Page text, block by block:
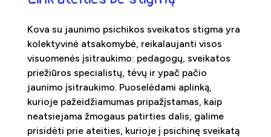
Kova su jaunimo psichikos sveikatos stigma yra
kolektyvinė atsakomybė, reikalaujanti visos
visuomenės įsitraukimo: pedagogų, sveikatos
priežiūros specialistų, tėvų ir ypač pačio
jaunimo įsitraukimo. Puoselėdami aplinką,
kurioje pažeidžiamumas pripažįstamas, kaip
neatsiejama žmogaus patirties dalis, galime
prisidėti prie ateities, kurioje į psichinę sveikatą